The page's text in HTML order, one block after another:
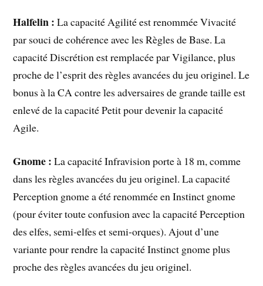
Halfelin :La capacité Agilité est renommée Vivacité
par souci de cohérence avec les Règles de Base. La
capacité Discrétion est remplacée par Vigilance, plus
proche de l’esprit des règles avancées du jeu originel. Le
bonus à la CA contre les adversaires de grande taille est
enlevé de la capacité Petit pour devenir la capacité
Agile.
Gnome : La capacité Infravision porte à 18 m, comme
dans les règles avancées du jeu originel. La capacité
Perception gnome a été renommée en Instinct gnome
(pour éviter toute confusion avec la capacité Perception
des elfes, semi-elfes et semi-orques). Ajout d’une
variante pour rendre la capacité Instinct gnome plus
proche des règles avancées du jeu originel.